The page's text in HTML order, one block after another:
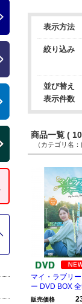
表示方法
絞り込み
並び替え
表示件数
商品一覧 (
（カテゴリ名：
マイ・ラブリ
ー DVD BOX
販売価格